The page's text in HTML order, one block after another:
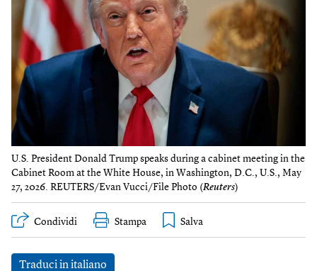
U.S. President Donald Trump speaks during a cabinet meeting in the
Cabinet Room at the White House, in Washington, D.C., U.S., May
27, 2026. REUTERS/Evan Vucci/File Photo (Reuters)
Condividi Stampa
Traduci in italiano